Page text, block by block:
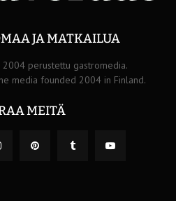
JA MATKAILUA
perustettu gastromedia.
media founded 2004 in Finland.
MEITÄ